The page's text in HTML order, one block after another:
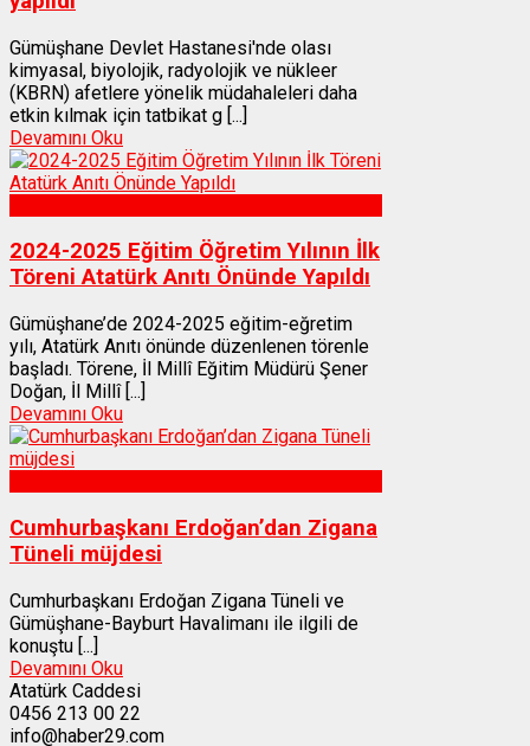
Gümüşhane Devlet Hastanesi'nde olası
kimyasal, biyolojik, radyolojik ve nükleer
(KBRN) afetlere yönelik müdahaleleri daha
etkin kılmak için tatbikat g [...]
Devamını Oku
2024-2025 Eğitim Öğretim Yılının İlk
Töreni Atatürk Anıtı Önünde Yapıldı
Gümüşhane’de 2024-2025 eğitim-eğretim
yılı, Atatürk Anıtı önünde düzenlenen törenle
başladı. Törene, İl Millî Eğitim Müdürü Şener
Doğan, İl Millî [...]
Devamını Oku
Cumhurbaşkanı Erdoğan’dan Zigana
Tüneli müjdesi
Cumhurbaşkanı Erdoğan Zigana Tüneli ve
Gümüşhane-Bayburt Havalimanı ile ilgili de
konuştu [...]
Devamını Oku
Atatürk Caddesi
0456 213 00 22
info@haber29.com